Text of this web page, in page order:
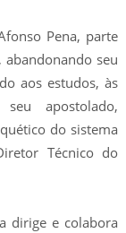
Pena, parte
abandonando seu
aos estudos, às
apostolado,
do sistema
Técnico do
dirige e colabora